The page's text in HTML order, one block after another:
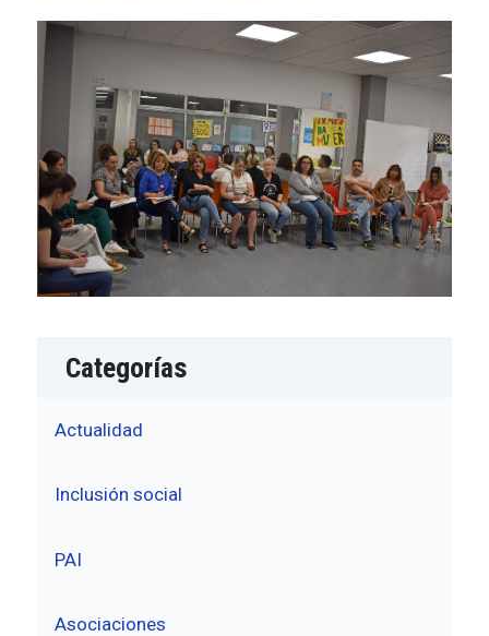
Categorías
Actualidad
Inclusión social
PAI
Asociaciones